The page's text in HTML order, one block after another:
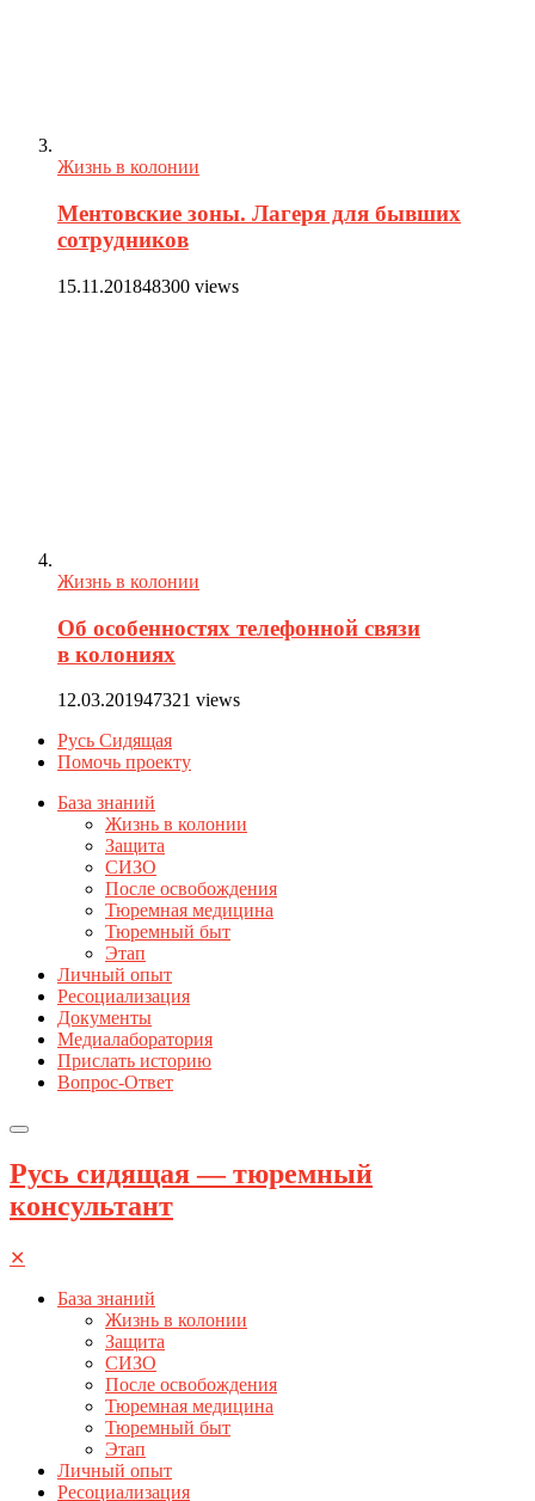
Жизнь в колонии
Ментовские зоны. Лагеря для бывших
сотрудников
15.11.201848300 views
Жизнь в колонии
Об особенностях телефонной связи
в колониях
12.03.201947321 views
Русь Сидящая
Помочь проекту
База знаний
Жизнь в колонии
Защита
СИЗО
После освобождения
Тюремная медицина
Тюремный быт
Этап
Личный опыт
Ресоциализация
Документы
Медиалаборатория
Прислать историю
Вопрос-Ответ
Русь сидящая — тюремный
консультант
✕
База знаний
Жизнь в колонии
Защита
СИЗО
После освобождения
Тюремная медицина
Тюремный быт
Этап
Личный опыт
Ресоциализация